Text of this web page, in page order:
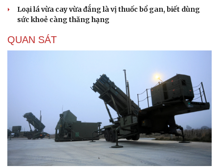
Loại lá vừa cay vừa đắng là vị thuốc bổ gan, biết dùng
sức khoẻ càng thăng hạng
QUAN SÁT